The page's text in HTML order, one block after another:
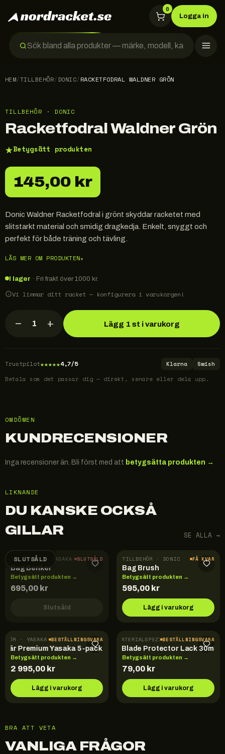
0
Logga in
HEM/TILLBEHÖR/DONIC/RACKETFODRAL WALDNER GRÖN
TILLBEHÖR · DONIC
Racketfodral Waldner Grön
★Betygsätt produkten
145,00 kr
Donic Waldner Racketfodral i grönt skyddar racketet med
slitstarkt material och smidig dragkedja. Enkelt, snyggt och
perfekt för både träning och tävling.
LÄS MER OM PRODUKTEN▾
I lager · Fri frakt över 1000 kr.
Vi limmar ditt racket — konfigurera i varukorgen!
− 1 + Lägg 1 st i varukorg
Trustpilot★★★★★4,7/5 Klarna
Swish
Betala som det passar dig — direkt, senare eller dela upp.
OMDÖMEN
KUNDRECENSIONER
Inga recensioner än. Bli först med att betygsätta produkten →
LIKNANDE
DU KANSKE OCKSÅ
GILLAR
SE ALLA →
SLUTSÅLD
TILLBEHÖR · YASAKA SLUTSÅLD
Bag Benkei
Betygsätt produkten →
695,00 kr
Slutsåld
TILLBEHÖR · DONIC FÅ KVAR
Bag Brush
Betygsätt produkten →
595,00 kr
Lägg i varukorg
· YASAKA BESTÄLLNINGSVARA
Premium Yasaka 5-pack
Betygsätt produkten →
2 995,00 kr
Lägg i varukorg
TILLBEHÖR · DER-MATERIALSPEZIALISTBESTÄLLNINGSVARA
Blade Protector Lack 30ml
Betygsätt produkten →
79,00 kr
Lägg i varukorg
BRA ATT VETA
VANLIGA FRÅGOR